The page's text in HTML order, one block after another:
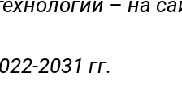
– на
2031 гг.